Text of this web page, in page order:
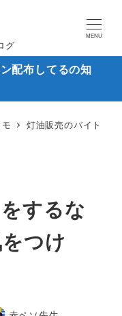
グ
MENU
配布してるの知
灯油販売のバイト
するな
つけ